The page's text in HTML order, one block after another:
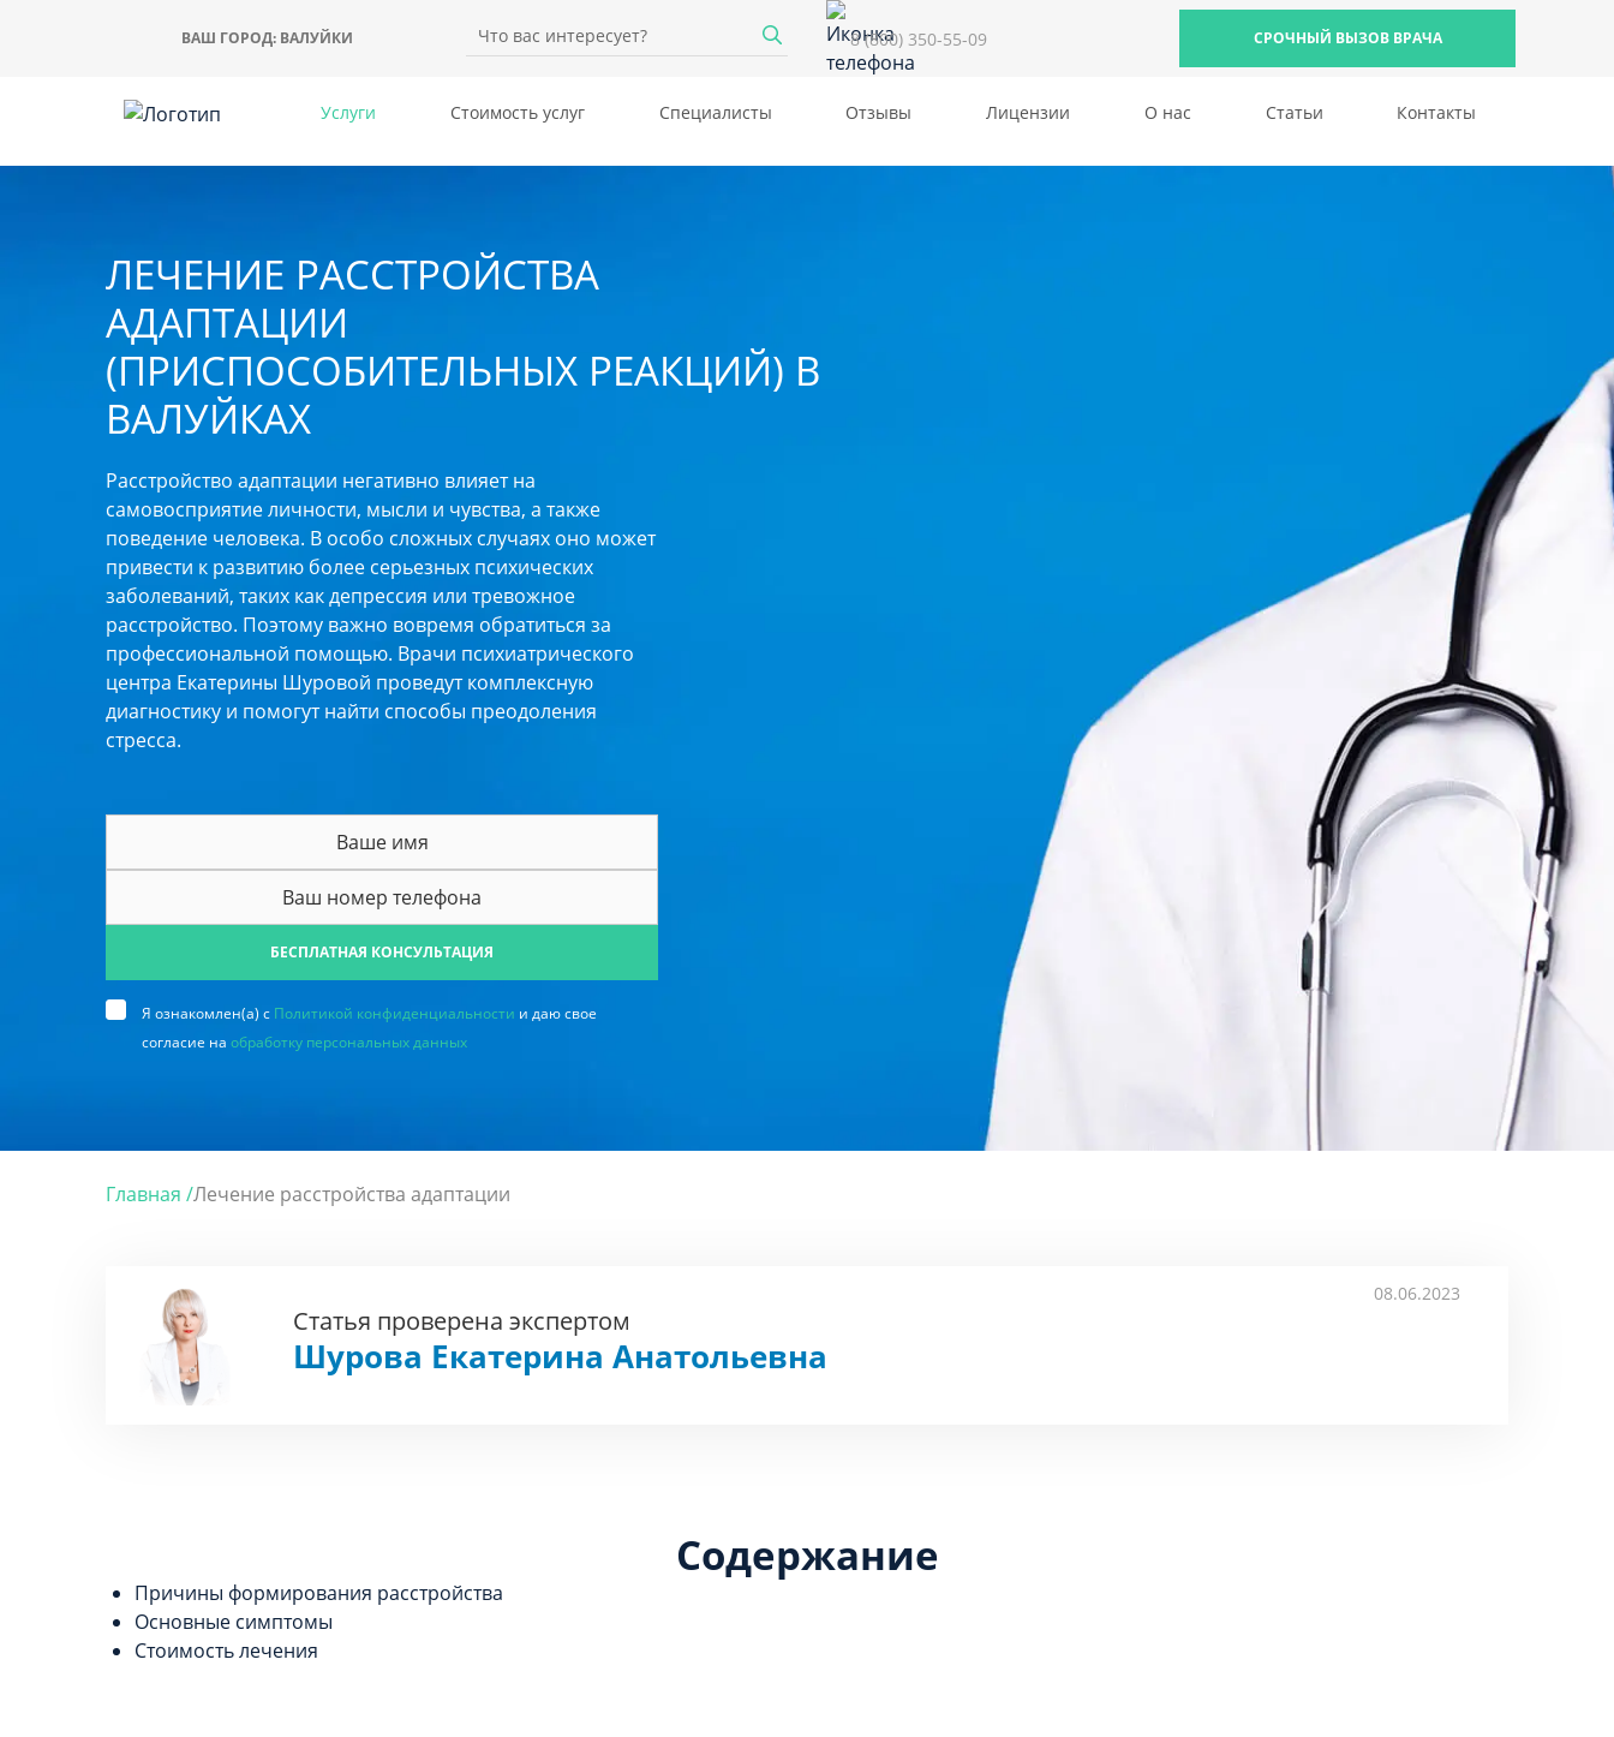
ВАШ ГОРОД: ВАЛУЙКИ 8 (800) 350-55-09 СРОЧНЫЙ ВЫЗОВ ВРАЧА
Услуги Стоимость услуг Специалисты Отзывы Лицензии О нас Статьи Контакты
ЛЕЧЕНИЕ РАССТРОЙСТВА
АДАПТАЦИИ
(ПРИСПОСОБИТЕЛЬНЫХ РЕАКЦИЙ) В
ВАЛУЙКАХ
Расстройство адаптации негативно влияет на
самовосприятие личности, мысли и чувства, а также
поведение человека. В особо сложных случаях оно может
привести к развитию более серьезных психических
заболеваний, таких как депрессия или тревожное
расстройство. Поэтому важно вовремя обратиться за
профессиональной помощью. Врачи психиатрического
центра Екатерины Шуровой проведут комплексную
диагностику и помогут найти способы преодоления
стресса.
БЕСПЛАТНАЯ КОНСУЛЬТАЦИЯ
Я ознакомлен(а) с Политикой конфиденциальности и даю свое
согласие на обработку персональных данных
Главная /Лечение расстройства адаптации
08.06.2023
Статья проверена экспертом
Шурова Екатерина Анатольевна
Содержание
Причины формирования расстройства
Основные симптомы
Стоимость лечения